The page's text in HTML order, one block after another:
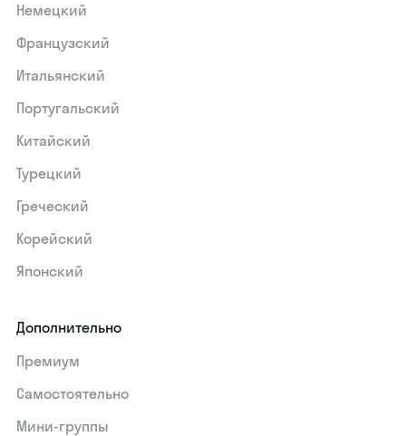
Немецкий
Французский
Итальянский
Португальский
Китайский
Турецкий
Греческий
Корейский
Японский
Дополнительно
Премиум
Самостоятельно
Мини-группы